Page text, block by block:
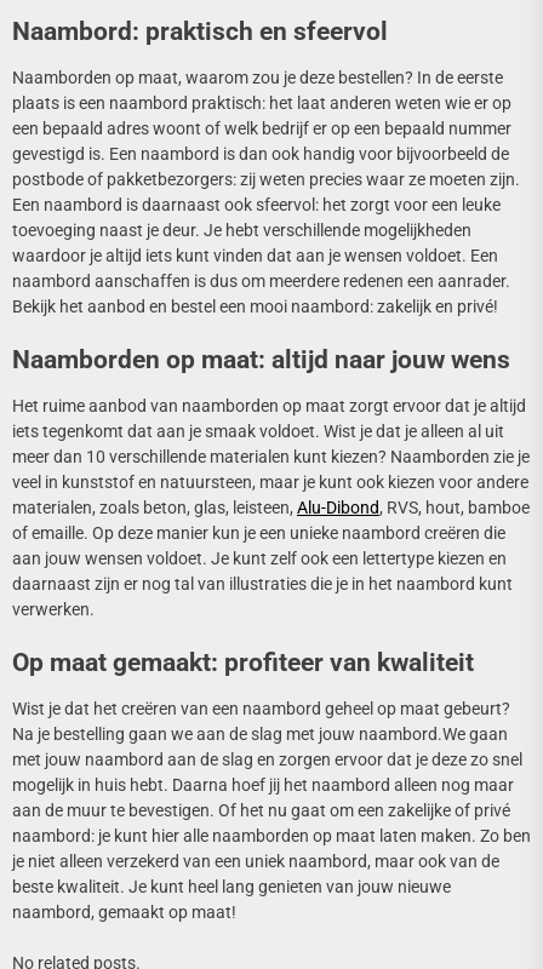
Naambord: praktisch en sfeervol
Naamborden op maat, waarom zou je deze bestellen? In de eerste
plaats is een naambord praktisch: het laat anderen weten wie er op
een bepaald adres woont of welk bedrijf er op een bepaald nummer
gevestigd is. Een naambord is dan ook handig voor bijvoorbeeld de
postbode of pakketbezorgers: zij weten precies waar ze moeten zijn.
Een naambord is daarnaast ook sfeervol: het zorgt voor een leuke
toevoeging naast je deur. Je hebt verschillende mogelijkheden
waardoor je altijd iets kunt vinden dat aan je wensen voldoet. Een
naambord aanschaffen is dus om meerdere redenen een aanrader.
Bekijk het aanbod en bestel een mooi naambord: zakelijk en privé!
Naamborden op maat: altijd naar jouw wens
Het ruime aanbod van naamborden op maat zorgt ervoor dat je altijd
iets tegenkomt dat aan je smaak voldoet. Wist je dat je alleen al uit
meer dan 10 verschillende materialen kunt kiezen? Naamborden zie je
veel in kunststof en natuursteen, maar je kunt ook kiezen voor andere
materialen, zoals beton, glas, leisteen, Alu-Dibond, RVS, hout, bamboe
of emaille. Op deze manier kun je een unieke naambord creëren die
aan jouw wensen voldoet. Je kunt zelf ook een lettertype kiezen en
daarnaast zijn er nog tal van illustraties die je in het naambord kunt
verwerken.
Op maat gemaakt: profiteer van kwaliteit
Wist je dat het creëren van een naambord geheel op maat gebeurt?
Na je bestelling gaan we aan de slag met jouw naambord.We gaan
met jouw naambord aan de slag en zorgen ervoor dat je deze zo snel
mogelijk in huis hebt. Daarna hoef jij het naambord alleen nog maar
aan de muur te bevestigen. Of het nu gaat om een zakelijke of privé
naambord: je kunt hier alle naamborden op maat laten maken. Zo ben
je niet alleen verzekerd van een uniek naambord, maar ook van de
beste kwaliteit. Je kunt heel lang genieten van jouw nieuwe
naambord, gemaakt op maat!
No related posts.